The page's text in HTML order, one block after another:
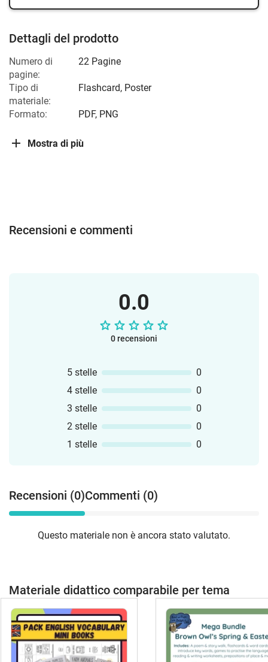
Dettagli del prodotto
Numero di
pagine:
22 Pagine
Tipo di
materiale:
Flashcard, Poster
Formato: PDF, PNG
Mostra di più
Recensioni e commenti
0.0
0 recensioni
5 stelle
0
4 stelle
0
3 stelle
0
2 stelle
0
1 stelle
0
Recensioni (0)Commenti (0)
Questo materiale non è ancora stato valutato.
Materiale didattico comparabile per tema